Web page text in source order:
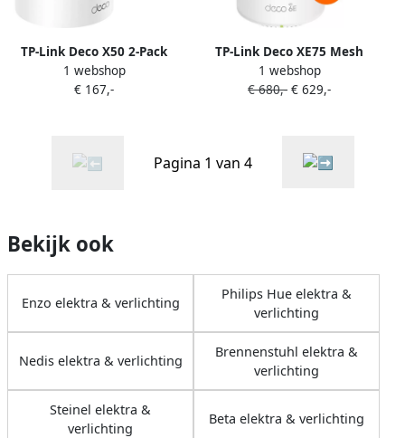
TP-Link Deco X50 2-Pack
1 webshop
€ 167,-
TP-Link Deco XE75 Mesh
Wifi 6E 4-pack
1 webshop
€ 680,- € 629,-
Pagina 1 van 4
Bekijk ook
Enzo elektra & verlichting
Philips Hue elektra &
verlichting
Nedis elektra & verlichting
Brennenstuhl elektra &
verlichting
Steinel elektra &
verlichting
Beta elektra & verlichting